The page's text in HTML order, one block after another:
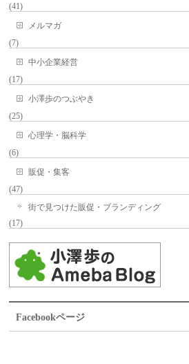
(41)
メルマガ
(7)
中小企業経営
(17)
小澤歩のつぶやき
(25)
心理学・脳科学
(6)
販促・集客
(47)
街で見つけた販促・ブランディング
(17)
Facebookページ